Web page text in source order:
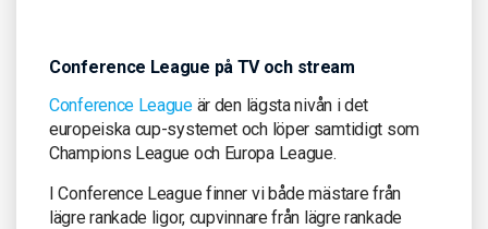
Conference League på TV och stream
Conference Leagueär den lägsta nivån i det
europeiska cup-systemet och löper samtidigt som
Champions League och Europa League.
I Conference League finner vi både mästare från
lägre rankade ligor, cupvinnare från lägre rankade